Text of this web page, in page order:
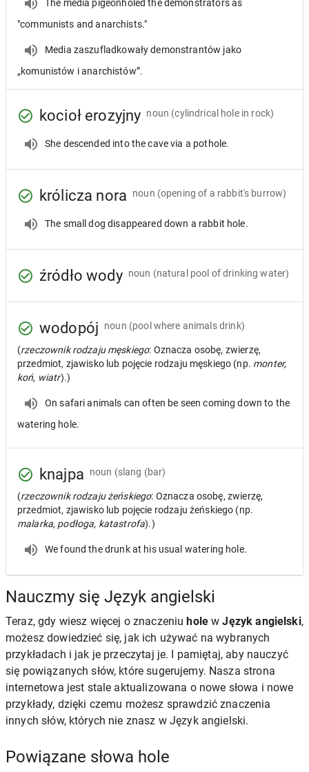
The media pigeonholed the demonstrators as
"communists and anarchists."
Media zaszufladkowały demonstrantów jako
„komunistów i anarchistów”.
kocioł erozyjny noun (cylindrical hole in rock)
She descended into the cave via a pothole.
królicza nora noun (opening of a rabbit's burrow)
The small dog disappeared down a rabbit hole.
źródło wody noun (natural pool of drinking water)
wodopój noun (pool where animals drink)
(rzeczownik rodzaju męskiego: Oznacza osobę, zwierzę,
przedmiot, zjawisko lub pojęcie rodzaju męskiego (np. monter,
koń, wiatr).)
On safari animals can often be seen coming down to the
watering hole.
knajpa noun (slang (bar)
(rzeczownik rodzaju żeńskiego: Oznacza osobę, zwierzę,
przedmiot, zjawisko lub pojęcie rodzaju żeńskiego (np.
malarka, podłoga, katastrofa).)
We found the drunk at his usual watering hole.
Nauczmy się Język angielski
Teraz, gdy wiesz więcej o znaczeniuhole wJęzyk angielski,
możesz dowiedzieć się, jak ich używać na wybranych
przykładach i jak je przeczytaj je. I pamiętaj, aby nauczyć
się powiązanych słów, które sugerujemy. Nasza strona
internetowa jest stale aktualizowana o nowe słowa i nowe
przykłady, dzięki czemu możesz sprawdzić znaczenia
innych słów, których nie znasz w Język angielski.
Powiązane słowa hole